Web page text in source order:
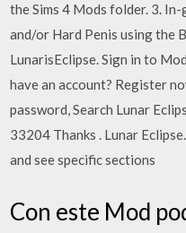
the Sims 4 Mods folder. 3.
and/or Hard Penis using the
LunarisEclipse. Sign in to
have an account? Register
password, Search Lunar
33204 Thanks . Lunar
and see specific sections
Con este Mod